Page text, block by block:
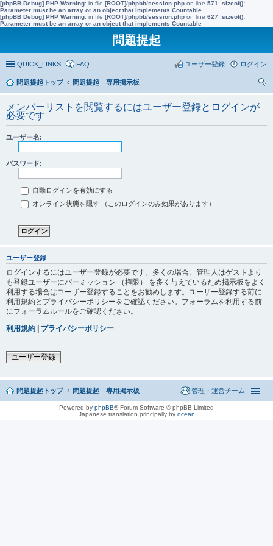
[phpBB Debug] PHP Warning: in file [ROOT]/phpbb/session.php on line 571 : sizeof():
Parameter must be an array or an object that implements Countable
[phpBB Debug] PHP Warning: in file [ROOT]/phpbb/session.php on line 627: sizeof():
Parameter must be an array or an object that implements Countable
問題提起
QUICK_LINKS FAQ ログイン
ユーザー登録
問題提起トップ
問題提起 専用掲示板
メンバーリストを閲覧するにはユーザー登録とログインが
必要です
ユーザー名:
パスワード:
自動ログインを有効にする
オンライン状態を隠す （このログインのみ効果があります）
ユーザー登録
ログインするにはユーザー登録が必要です。多くの場合、管理人はゲストより
も登録ユーザーにパーミッション （権限） を多く与えているため掲示板をよく
利用する場合はユーザー登録することをお勧めします。ユーザー登録する前に
利用規約とプライバシーポリシーをご確認ください。フォーラムを利用する前
にフォーラムルールをご確認ください。
利用規約 | プライバシーポリシー
ユーザー登録
問題提起トップ 問題提起 専用掲示板 管理・運営チーム
Powered by phpBB® Forum Software © phpBB Limited
Japanese translation principally by ocean